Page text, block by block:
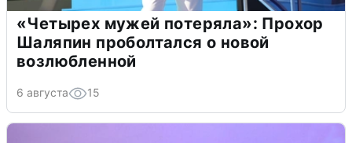
«Четырех мужей потеряла»: Прохор
Шаляпин проболтался о новой
возлюбленной
6 августа 15